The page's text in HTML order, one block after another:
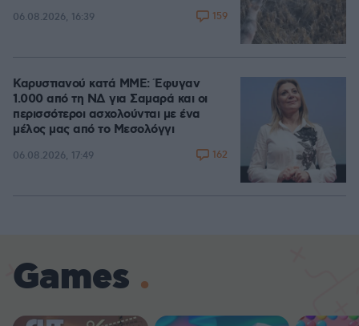
06.08.2026, 16:39 159
Καρυστιανού κατά ΜΜΕ: Έφυγαν
1.000 από τη ΝΔ για Σαμαρά και οι
περισσότεροι ασχολούνται με ένα
μέλος μας από το Μεσολόγγι
06.08.2026, 17:49 162
Games